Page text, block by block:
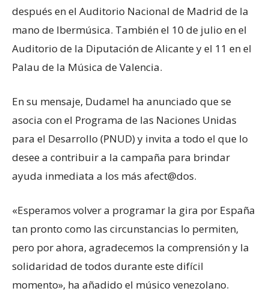
después en el Auditorio Nacional de Madrid de la
mano de Ibermúsica. También el 10 de julio en el
Auditorio de la Diputación de Alicante y el 11 en el
Palau de la Música de Valencia.
En su mensaje, Dudamel ha anunciado que se
asocia con el Programa de las Naciones Unidas
para el Desarrollo (PNUD) y invita a todo el que lo
desee a contribuir a la campaña para brindar
ayuda inmediata a los más afect@dos.
«Esperamos volver a programar la gira por España
tan pronto como las circunstancias lo permiten,
pero por ahora, agradecemos la comprensión y la
solidaridad de todos durante este difícil
momento», ha añadido el músico venezolano.